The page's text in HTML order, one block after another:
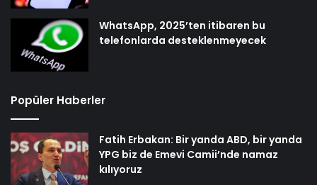
WhatsApp, 2025’ten itibaren bu
telefonlarda desteklenmeyecek
Popüler Haberler
Fatih Erbakan: Bir yanda ABD, bir yanda
YPG biz de Emevi Camii’nde namaz
kılıyoruz